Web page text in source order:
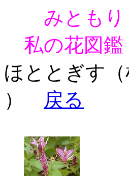
みともり
私の花図鑑
ほととぎす
） 戻る